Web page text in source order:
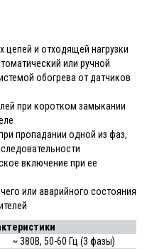
и отходящей нагрузки
или ручной
обогрева от датчиков
при коротком замыкании
пропадании одной из фаз,
включение при ее
или аварийного состояния
~ 380В, 50-60 Гц (3 фазы)